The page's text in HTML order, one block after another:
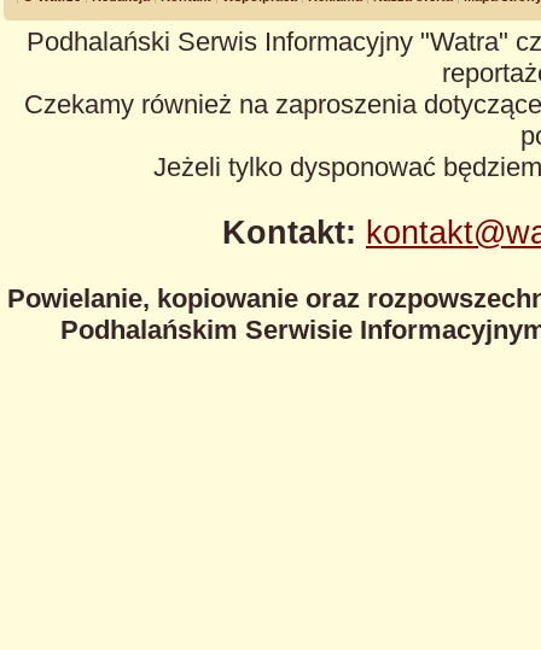
Podhalański Serwis Informacyjny "Watra"
Czekamy również na zaproszenia
Jeżeli tylko dysponować
Kontakt:
Powielanie, kopiowanie oraz
Podhalańskim Serwisie